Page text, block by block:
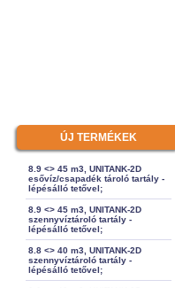
ÚJ TERMÉKEK
8.9 <> 45 m3, UNITANK-2D
esővíz/csapadék tároló tartály -
lépésálló tetővel;
8.9 <> 45 m3, UNITANK-2D
szennyvíztároló tartály -
lépésálló tetővel;
8.8 <> 40 m3, UNITANK-2D
szennyvíztároló tartály -
lépésálló tetővel;